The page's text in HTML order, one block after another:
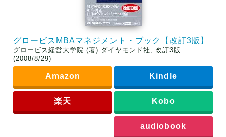
グロービスMBAマネジメント・ブック【改訂3版】
グロービス経営大学院 (著) ダイヤモンド社; 改訂3版
(2008/8/29)
Amazon Kindle
楽天 Kobo
audiobook